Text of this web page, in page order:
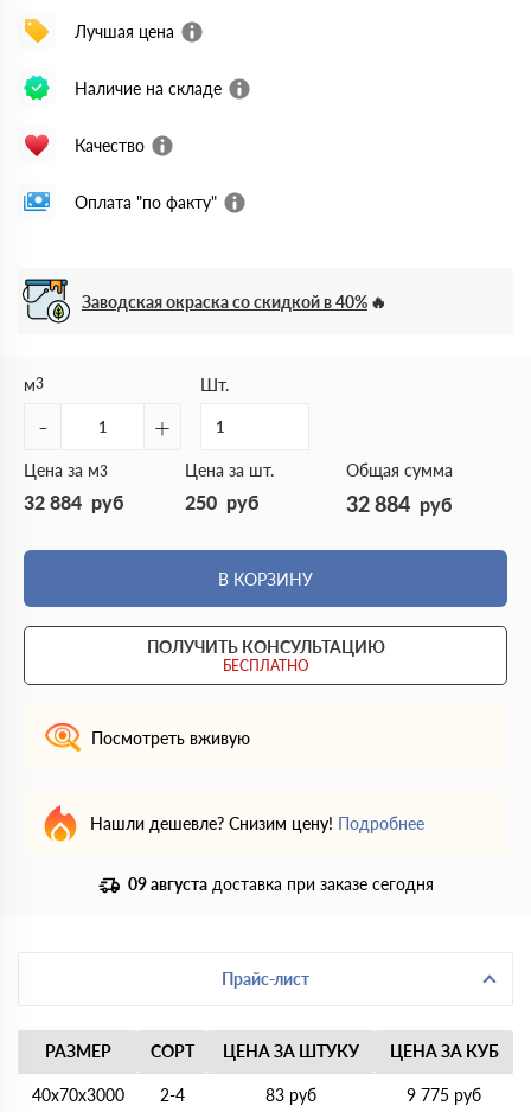
Лучшая цена
Наличие на складе
Качество
Оплата "по факту"
Заводская окраска со скидкой в 40%
м3
- +
Шт.
Цена за м3
32 884 руб
Цена за шт.
250 руб
Общая сумма
32 884 руб
В КОРЗИНУ
ПОЛУЧИТЬ КОНСУЛЬТАЦИЮ
БЕСПЛАТНО
Посмотреть вживую
Нашли дешевле? Снизим цену! Подробнее
09 августа доставка при заказе сегодня
Прайс-лист
РАЗМЕР СОРТ ЦЕНА ЗА ШТУКУ ЦЕНА ЗА КУБ
40х70х3000 2-4 83 руб 9 775 руб